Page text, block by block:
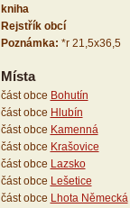
kniha
Rejstřík obcí
Poznámka: *r 21,5x36,5
Místa
část obce Bohutín
část obce Hlubín
část obce Kamenná
část obce Krašovice
část obce Lazsko
část obce Lešetice
část obce Lhota Německá